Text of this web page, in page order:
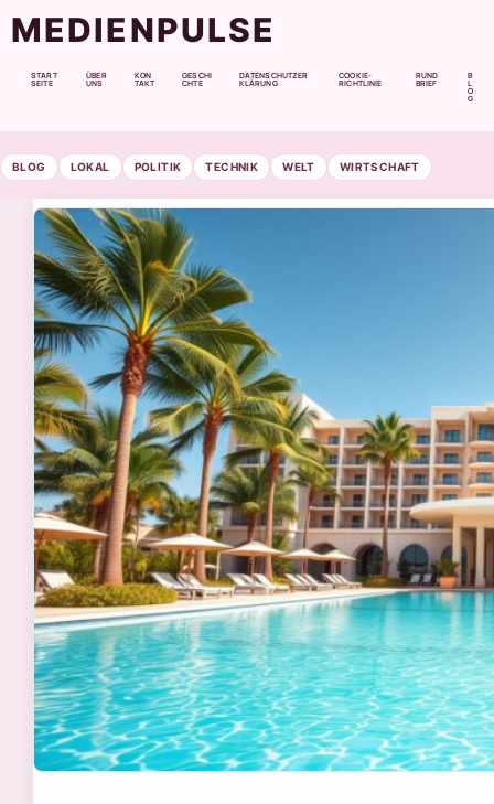
MEDIENPULSE
START
SEITE
ÜBER
UNS
KON
TAKT
GESCHI
CHTE
DATENSCHUTZER
KLÄRUNG
COOKIE-
RICHTLINIE
RUND
BRIEF
B
L
O
G
BLOG LOKAL POLITIK TECHNIK WELT WIRTSCHAFT